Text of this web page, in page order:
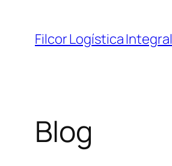
contenido
Filcor Logística Integral
Blog